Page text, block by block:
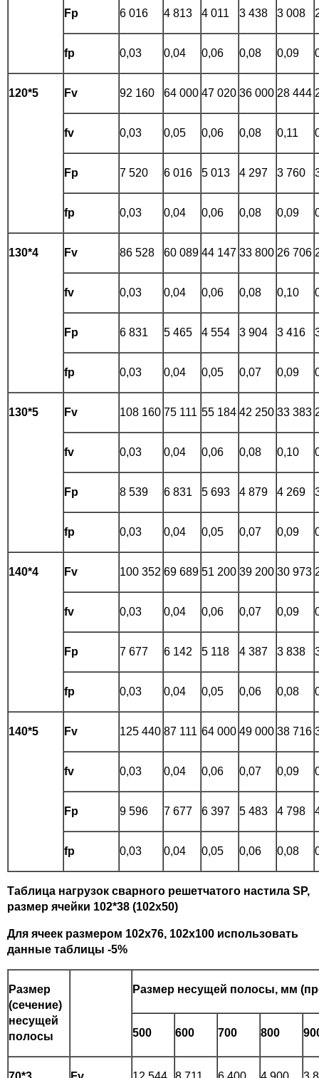
Fp 6 016 4 813 4 011 3 438 3 008
fp 0,03 0,04 0,06 0,08 0,09
120*5 Fv 92 160 64 000 47 020 36 000 28 444
fv 0,03 0,05 0,06 0,08 0,11
Fp 7 520 6 016 5 013 4 297 3 760
fp 0,03 0,04 0,06 0,08 0,09
130*4 Fv 86 528 60 089 44 147 33 800 26 706
fv 0,03 0,04 0,06 0,08 0,10
Fp 6 831 5 465 4 554 3 904 3 416
fp 0,03 0,04 0,05 0,07 0,09
130*5 Fv 108 160 75 111 55 184 42 250 33 383
fv 0,03 0,04 0,06 0,08 0,10
Fp 8 539 6 831 5 693 4 879 4 269
fp 0,03 0,04 0,05 0,07 0,09
140*4 Fv 100 352 69 689 51 200 39 200 30 973
fv 0,03 0,04 0,06 0,07 0,09
Fp 7 677 6 142 5 118 4 387 3 838
fp 0,03 0,04 0,05 0,06 0,08
140*5 Fv 125 440 87 111 64 000 49 000 38 716
fv 0,03 0,04 0,06 0,07 0,09
Fp 9 596 7 677 6 397 5 483 4 798
fp 0,03 0,04 0,05 0,06 0,08
Таблица нагрузок сварного решетчатого настила SP,
размер ячейки 102*38 (102х50)
Для ячеек размером 102х76, 102х100 использовать
данные таблицы -5%
Размер
(сечение)
несущей
полосы
Размер несущей полосы, мм
500 600 700 800